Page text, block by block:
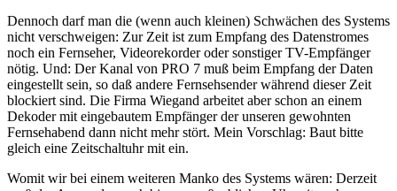
Dennoch darf man die (wenn auch kleinen) Schwächen des Systems
nicht verschweigen: Zur Zeit ist zum Empfang des Datenstromes
noch ein Fernseher, Videorekorder oder sonstiger TV-Empfänger
nötig. Und: Der Kanal von PRO 7 muß beim Empfang der Daten
eingestellt sein, so daß andere Fernsehsender während dieser Zeit
blockiert sind. Die Firma Wiegand arbeitet aber schon an einem
Dekoder mit eingebautem Empfänger der unseren gewohnten
Fernsehabend dann nicht mehr stört. Mein Vorschlag: Baut bitte
gleich eine Zeitschaltuhr mit ein.
Womit wir bei einem weiteren Manko des Systems wären: Derzeit